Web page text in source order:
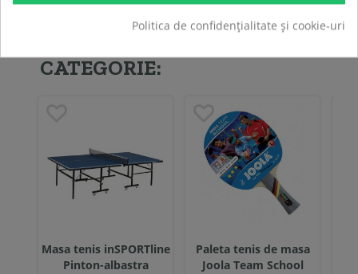
CATEGORIE:
Masa tenis inSPORTline
Pinton-albastra
Paleta tenis de masa
Joola Team School
Politica de confidențialitate și cookie-uri